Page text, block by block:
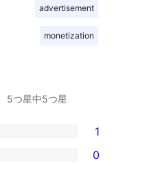
advertisement
monetization
5つ星中5つ星
1
0